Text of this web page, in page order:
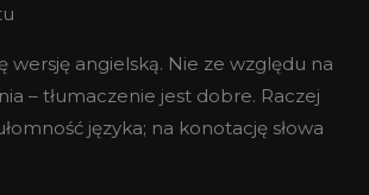
wersję angielską. Nie ze względu na
– tłumaczenie jest dobre. Raczej
języka; na konotację słowa